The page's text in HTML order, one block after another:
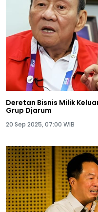
Deretan Bisnis Milik
Grup Djarum
20 Sep 2025, 07:00 WIB